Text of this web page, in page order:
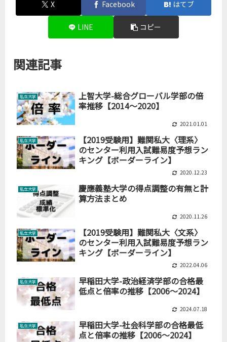
X Facebook はてブ
LINE コピー
関連記事
私立大学
上智大学-総合グローバル学部の倍
率推移【2014～2020】
2021.01.01
私立大学
【2019受験用】難関私大〈理系〉
のセンター利用入試難易度予想ラン
キング【ボーダーライン】
2020.12.23
私立大学
慶應義塾大学の得点調整の有無と計
算方法まとめ
2020.11.26
私立大学
【2019受験用】難関私大〈文系〉
のセンター利用入試難易度予想ラン
キング【ボーダーライン】
2022.04.06
私立大学
早稲田大学-政治経済学部の合格最
低点と倍率の推移【2006～2024】
2024.07.18
私立大学
早稲田大学-社会科学部の合格最低
点と倍率の推移【2006～2024】